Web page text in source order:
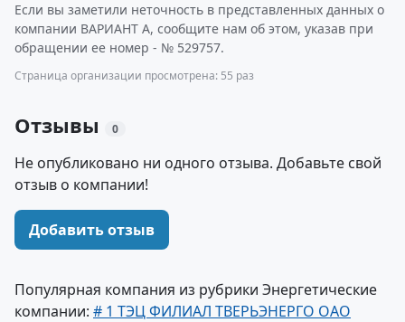
Если вы заметили неточность в представленных данных о
компании ВАРИАНТ А, сообщите нам об этом, указав при
обращении ее номер - № 529757.
Страница организации просмотрена: 55 раз
Отзывы 0
Не опубликовано ни одного отзыва. Добавьте свой
отзыв о компании!
Добавить отзыв
Популярная компания из рубрики Энергетические
компании: # 1 ТЭЦ ФИЛИАЛ ТВЕРЬЭНЕРГО ОАО